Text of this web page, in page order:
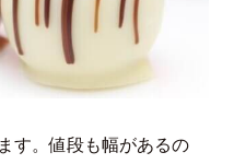
す。値段も幅があるの